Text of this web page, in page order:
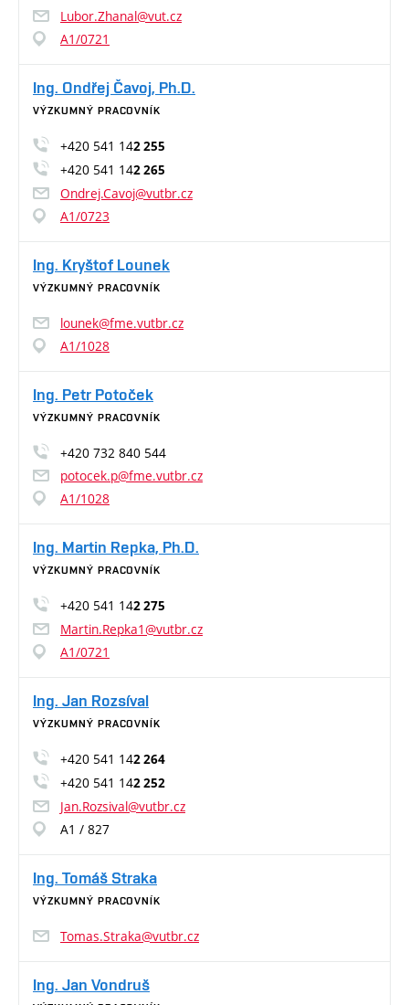
Lubor.Zhanal@vut.cz
A1/0721
Ing. Ondřej Čavoj, Ph.D.
VÝZKUMNÝ PRACOVNÍK
+420 541 142 255
+420 541 142 265
Ondrej.Cavoj@vutbr.cz
A1/0723
Ing. Kryštof Lounek
VÝZKUMNÝ PRACOVNÍK
lounek@fme.vutbr.cz
A1/1028
Ing. Petr Potoček
VÝZKUMNÝ PRACOVNÍK
+420 732 840 544
potocek.p@fme.vutbr.cz
A1/1028
Ing. Martin Repka, Ph.D.
VÝZKUMNÝ PRACOVNÍK
+420 541 142 275
Martin.Repka1@vutbr.cz
A1/0721
Ing. Jan Rozsíval
VÝZKUMNÝ PRACOVNÍK
+420 541 142 264
+420 541 142 252
Jan.Rozsival@vutbr.cz
A1 / 827
Ing. Tomáš Straka
VÝZKUMNÝ PRACOVNÍK
Tomas.Straka@vutbr.cz
Ing. Jan Vondruš